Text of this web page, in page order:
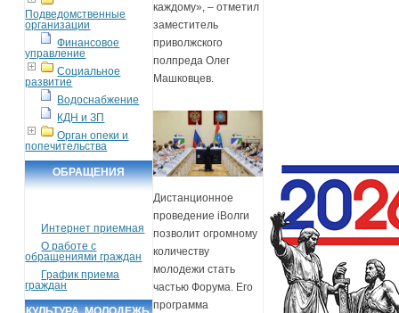
Подведомственные
организации
Финансовое
управление
Социальное
развитие
Водоснабжение
КДН и ЗП
Орган опеки и
попечительства
ОБРАЩЕНИЯ
Интернет приемная
О работе с
обращениями граждан
График приема
граждан
каждому», – отметил
заместитель
приволжского
полпреда Олег
Машковцев.
Дистанционное
проведение iВолги
позволит огромному
количеству
молодежи стать
частью Форума. Его
программа